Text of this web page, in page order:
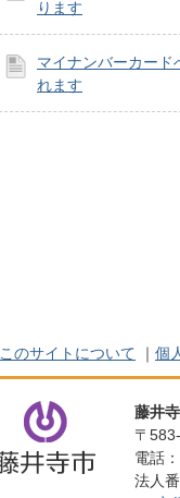
ります
マイナンバーカード
れます
このサイトについて ｜ 個
藤井
〒
電話
法人